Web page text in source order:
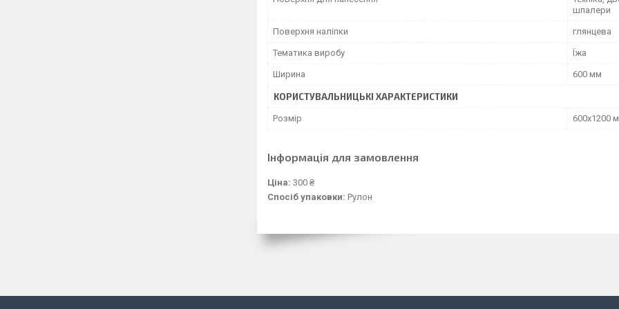
шпалери
Поверхня наліпки глянцева
Тематика виробу Їжа
Ширина 600 мм
КОРИСТУВАЛЬНИЦЬКІ ХАРАКТЕРИСТИКИ
Розмір 600х1200
Інформація для замовлення
Ціна: 300 ₴
Спосіб упаковки: Рулон